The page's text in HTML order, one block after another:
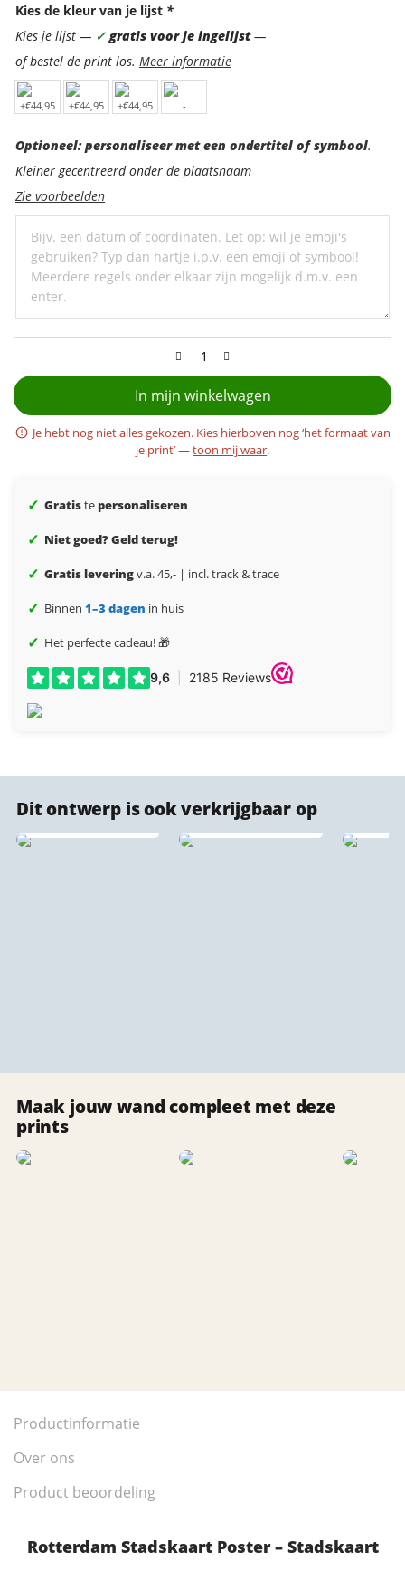
Kies de kleur van je lijst *
Kies je lijst — ✓ gratis voor je ingelijst—
of bestel de print los. Meer informatie
Optioneel:
personaliseer
met
een
ondertitel
Optioneel: personaliseer met een ondertitel of symbool.
Kleiner gecentreerd onder de plaatsnaam
Zie voorbeelden
In mijn winkelwagen
Je hebt nog niet alles gekozen. Kies hierboven nog ‘het formaat van
je print’ —toon mij waar.
✓ Gratistepersonaliseren
✓ Niet goed? Geld terug!
✓ Gratis leveringv.a. 45,- | incl. track & trace
✓ Binnen 1–3 dagen in huis
✓ Het perfecte cadeau! 🎁
Dit ontwerp is ook verkrijgbaar op
Maak jouw wand compleet met deze
prints
Productinformatie
Over ons
Product beoordeling
Rotterdam Stadskaart Poster – Stadskaart